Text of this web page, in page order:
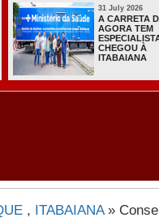
DO
TEM
À
, ITABAIANA»